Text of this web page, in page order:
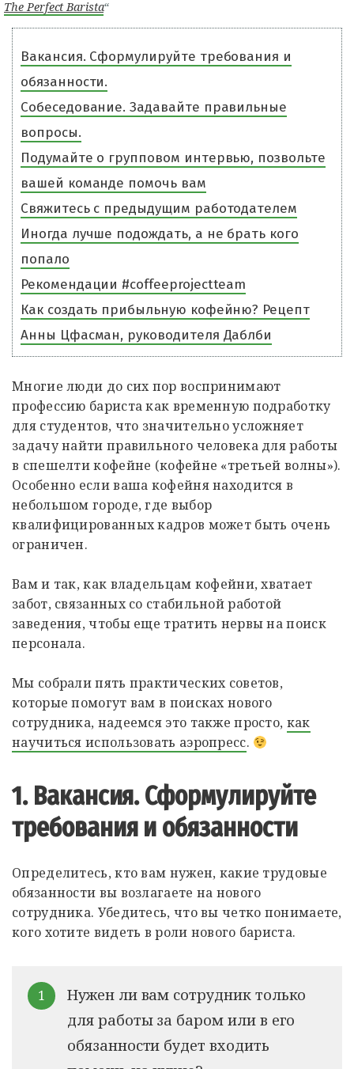
The Perfect Barista“
Вакансия. Сформулируйте требования и
обязанности.
Собеседование. Задавайте правильные
вопросы.
Подумайте о групповом интервью, позвольте
вашей команде помочь вам
Свяжитесь с предыдущим работодателем
Иногда лучше подождать, а не брать кого
попало
Рекомендации #coffeeprojectteam
Как создать прибыльную кофейню? Рецепт
Анны Цфасман, руководителя Даблби
Многие люди до сих пор воспринимают
профессию бариста как временную подработку
для студентов, что значительно усложняет
задачу найти правильного человека для работы
в спешелти кофейне (кофейне «третьей волны»).
Особенно если ваша кофейня находится в
небольшом городе, где выбор
квалифицированных кадров может быть очень
ограничен.
Вам и так, как владельцам кофейни, хватает
забот, связанных со стабильной работой
заведения, чтобы еще тратить нервы на поиск
персонала.
Мы собрали пять практических советов,
которые помогут вам в поисках нового
сотрудника, надеемся это также просто, как
научиться использовать аэропресс.
1. Вакансия. Сформулируйте
требования и обязанности
Определитесь, кто вам нужен, какие трудовые
обязанности вы возлагаете на нового
сотрудника. Убедитесь, что вы четко понимаете,
кого хотите видеть в роли нового бариста.
Нужен ли вам сотрудник только
для работы за баром или в его
обязанности будет входить